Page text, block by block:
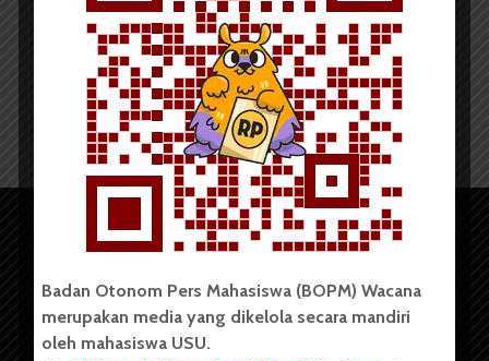
Tahun Baru
Redaksi 5 Januari 2017 1 menit waktu baca
Badan Otonom Pers Mahasiswa (BOPM) Wacana
merupakan media yang dikelola secara mandiri
oleh mahasiswa USU.